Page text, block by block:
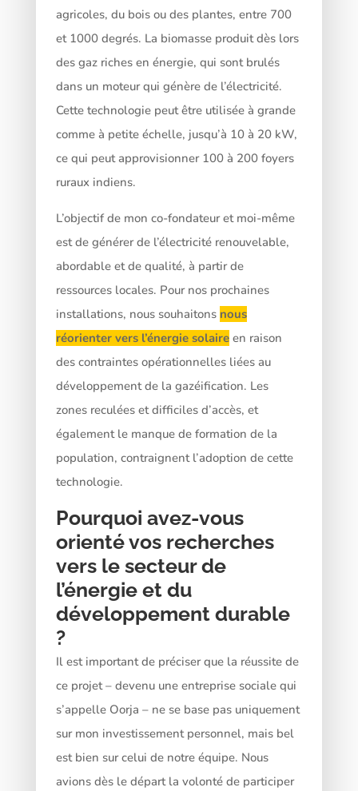
agricoles, du bois ou des plantes, entre 700
et 1000 degrés. La biomasse produit dès lors
des gaz riches en énergie, qui sont brulés
dans un moteur qui génère de l’électricité.
Cette technologie peut être utilisée à grande
comme à petite échelle, jusqu’à 10 à 20 kW,
ce qui peut approvisionner 100 à 200 foyers
ruraux indiens.
L’objectif de mon co-fondateur et moi-même
est de générer de l’électricité renouvelable,
abordable et de qualité, à partir de
ressources locales. Pour nos prochaines
installations, nous souhaitons nous
réorienter vers l’énergie solaireen raison
des contraintes opérationnelles liées au
développement de la gazéification. Les
zones reculées et difficiles d’accès, et
également le manque de formation de la
population, contraignent l’adoption de cette
technologie.
Pourquoi avez-vous
orienté vos recherches
vers le secteur de
l’énergie et du
développement durable
?
Il est important de préciser que la réussite de
ce projet – devenu une entreprise sociale qui
s’appelle Oorja – ne se base pas uniquement
sur mon investissement personnel, mais bel
est bien sur celui de notre équipe. Nous
avions dès le départ la volonté de participer